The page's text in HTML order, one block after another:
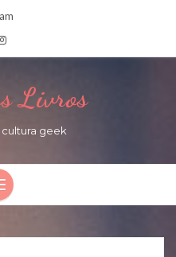
Livros
geek